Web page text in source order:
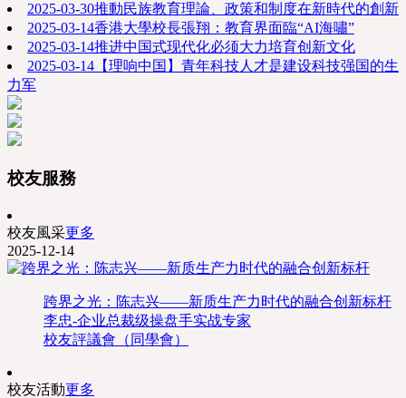
2025-03-30推動民族教育理論、政策和制度在新時代的創新
2025-03-14香港大學校長張翔：教育界面臨“AI海嘯”
2025-03-14推进中国式现代化必须大力培育创新文化
2025-03-14 【理响中国】青年科技人才是建设科技强国的生
力军
校友服務
校友風采更多
2025-12-14
跨界之光：陈志兴——新质生产力时代的融合创新标杆
李忠-企业总裁级操盘手实战专家
校友評議會（同學會）
校友活動更多